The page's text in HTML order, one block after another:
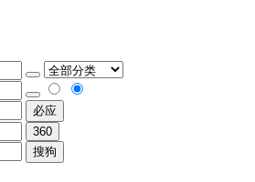
必应
360
搜狗